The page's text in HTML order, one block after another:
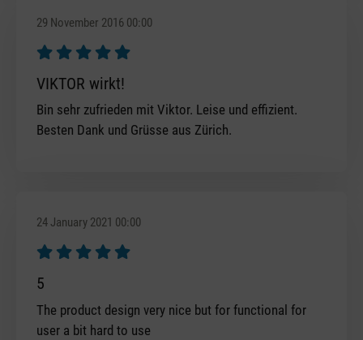
29 November 2016 00:00
Review with rating of 5 out of 5 stars
VIKTOR wirkt!
Bin sehr zufrieden mit Viktor. Leise und effizient.
Besten Dank und Grüsse aus Zürich.
24 January 2021 00:00
Review with rating of 5 out of 5 stars
5
The product design very nice but for functional for
user a bit hard to use